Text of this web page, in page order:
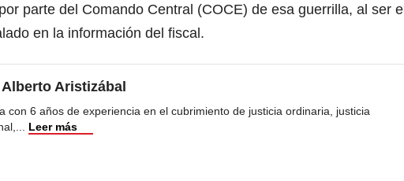
por parte del Comando Central (COCE) de esa guerrilla, al ser el
en la información del fiscal.
Aristizábal
con 6 años de experiencia en el cubrimiento de justicia ordinaria, justicia
... Leer más